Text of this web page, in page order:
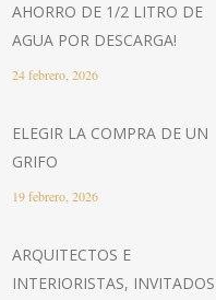
AHORRO DE 1/2 LITRO DE
AGUA POR DESCARGA!
24 febrero, 2026
ELEGIR LA COMPRA DE UN
GRIFO
19 febrero, 2026
ARQUITECTOS E
INTERIORISTAS, INVITADOS